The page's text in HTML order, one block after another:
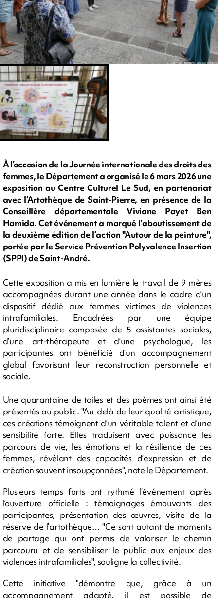
À l’occasion de la Journée internationale des droits des
femmes, le Département a organisé le 6 mars 2026 une
exposition au Centre Culturel Le Sud, en partenariat
avec l’Artothèque de Saint-Pierre, en présence de la
Conseillère départementale Viviane Payet Ben
Hamida. Cet événement a marqué l’aboutissement de
la deuxième édition de l’action "Autour de la peinture",
portée par le Service Prévention Polyvalence Insertion
(SPPI) de Saint-André.
Cette exposition a mis en lumière le travail de 9 mères
accompagnées durant une année dans le cadre d’un
dispositif dédié aux femmes victimes de violences
intrafamiliales. Encadrées par une équipe
pluridisciplinaire composée de 5 assistantes sociales,
d’une art-thérapeute et d’une psychologue, les
participantes ont bénéficié d’un accompagnement
global favorisant leur reconstruction personnelle et
sociale.
Une quarantaine de toiles et des poèmes ont ainsi été
présentés au public. "Au-delà de leur qualité artistique,
ces créations témoignent d’un véritable talent et d’une
sensibilité forte. Elles traduisent avec puissance les
parcours de vie, les émotions et la résilience de ces
femmes, révélant des capacités d’expression et de
création souvent insoupçonnées", note le Département.
Plusieurs temps forts ont rythmé l’événement après
l’ouverture officielle : témoignages émouvants des
participantes, présentation des œuvres, visite de la
réserve de l’artothèque… "Ce sont autant de moments
de partage qui ont permis de valoriser le chemin
parcouru et de sensibiliser le public aux enjeux des
violences intrafamiliales", souligne la collectivité.
Cette initiative "démontre que, grâce à un
accompagnement adapté, il est possible de